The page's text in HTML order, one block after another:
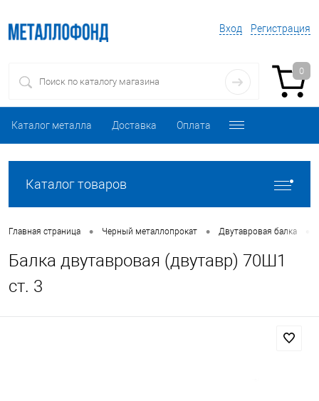
Вход Регистрация
0
Каталог металла Доставка Оплата
Каталог товаров
Главная страница • Черный металлопрокат • Двутавровая балка
Балка двутавровая (двутавр) 70Ш1
ст. 3